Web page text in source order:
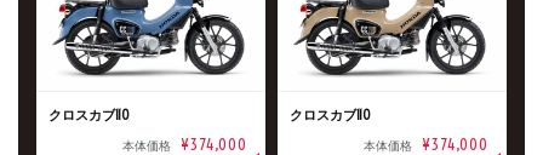
クロスカブ110
本体価格 ¥374,000
クロスカブ110
本体価格 ¥374,000
新車 中古車
明石店